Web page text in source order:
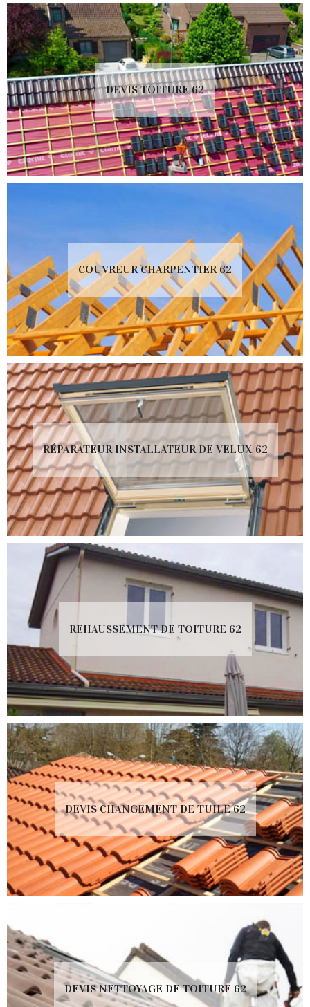
DEVIS TOITURE 62
COUVREUR CHARPENTIER 62
RÉPARATEUR INSTALLATEUR DE VELUX 62
REHAUSSEMENT DE TOITURE 62
DEVIS CHANGEMENT DE TUILE 62
DEVIS NETTOYAGE DE TOITURE 62